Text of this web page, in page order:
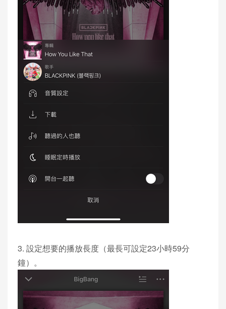
3. 設定想要的播放長度（最長可設定23小時59分
鐘）。